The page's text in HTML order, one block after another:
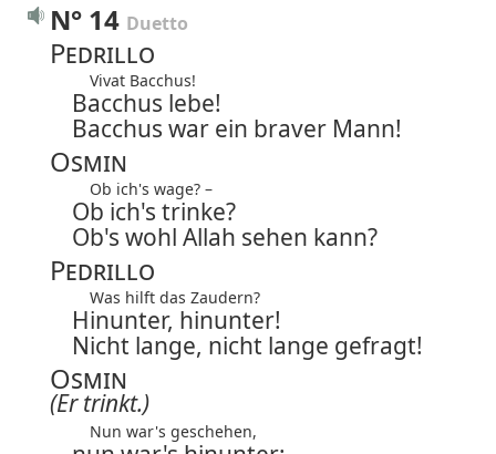
N° 14 Duetto
Pedrillo
Vivat Bacchus!
Bacchus lebe!
Bacchus war ein braver Mann!
Osmin
Ob ich's wage? –
Ob ich's trinke?
Ob's wohl Allah sehen kann?
Pedrillo
Was hilft das Zaudern?
Hinunter, hinunter!
Nicht lange, nicht lange gefragt!
Osmin
(Er trinkt.)
Nun war's geschehen,